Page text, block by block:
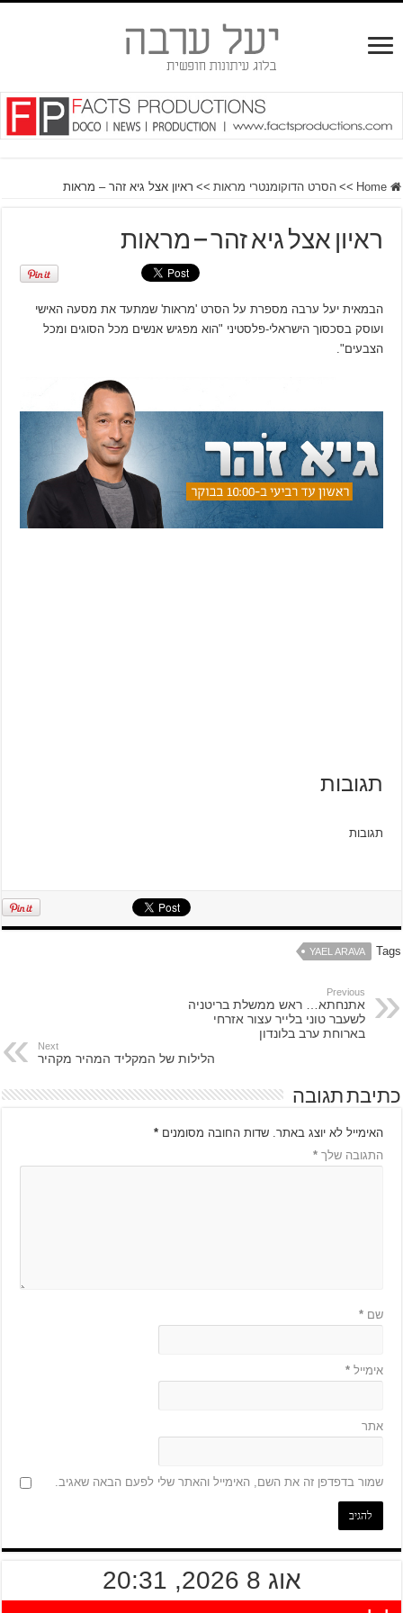
Home
>> הסרט הדוקומנטרי מראות >> ראיון אצל גיא זהר – מראות
ראיון אצל גיא זהר – מראות
הבמאית יעל ערבה מספרת על הסרט 'מראות' שמתעד את מסעה האישי
ועוסק בסכסוך הישראלי-פלסטיני "הוא מפגיש אנשים מכל הסוגים ומכל
הצבעים".
תגובות
תגובות
Tags
YAEL ARAVA
Previous
אתנחתא… ראש ממשלת בריטניה
לשעבר טוני בלייר עצור אזרחי
בארוחת ערב בלונדון
Next
הלילות של המקליד המהיר מקהיר
כתיבת תגובה
האימייל לא יוצג באתר. שדות החובה מסומנים*
התגובה שלך*
שם*
אימייל*
אתר
שמור בדפדפן זה את השם, האימייל והאתר שלי לפעם הבאה שאגיב.
אוג 8 2026, 20:31